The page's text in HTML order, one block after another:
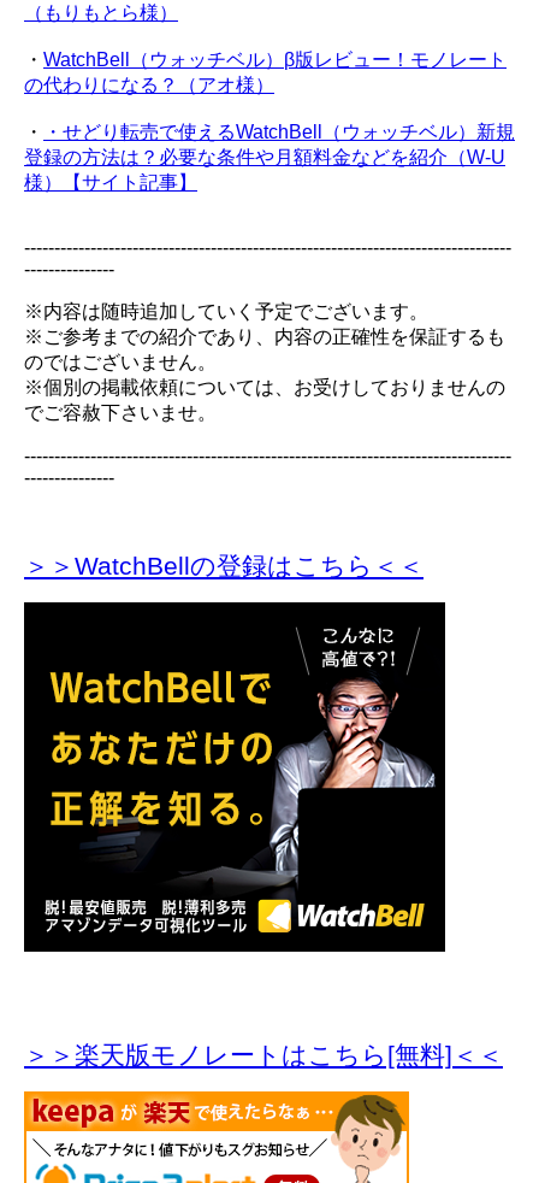
（もりもとら様）
・ WatchBell（ウォッチベル）β版レビュー！モノレート
の代わりになる？（アオ様）
・
・せどり転売で使えるWatchBell（ウォッチベル）新規
登録の方法は？必要な条件や月額料金などを紹介（W-U
様）【サイト記事】
---------------------------------------------------------------------------------
---------------
※内容は随時追加していく予定でございます。
※ご参考までの紹介であり、内容の正確性を保証するも
のではございません。
※個別の掲載依頼については、お受けしておりませんの
でご容赦下さいませ。
---------------------------------------------------------------------------------
---------------
＞＞WatchBellの登録はこちら＜＜
＞＞楽天版モノレートはこちら[無料]＜＜